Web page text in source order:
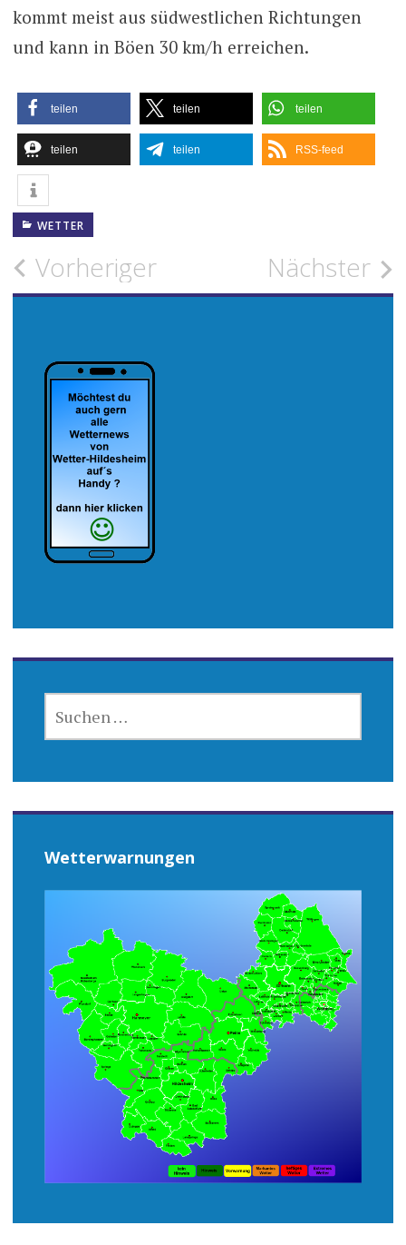
kommt meist aus südwestlichen Richtungen
und kann in Böen 30 km/h erreichen.
teilen teilen teilen
teilen teilen RSS-feed
WETTER
Beitragsnavigation
Vorheriger Nächster
NACH:
Wetterwarnungen